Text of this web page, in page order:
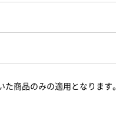
商品のみの適用となります。